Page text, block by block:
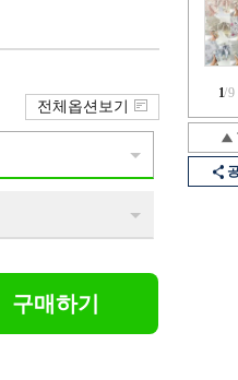
1/9
전체옵션보기
구매하기